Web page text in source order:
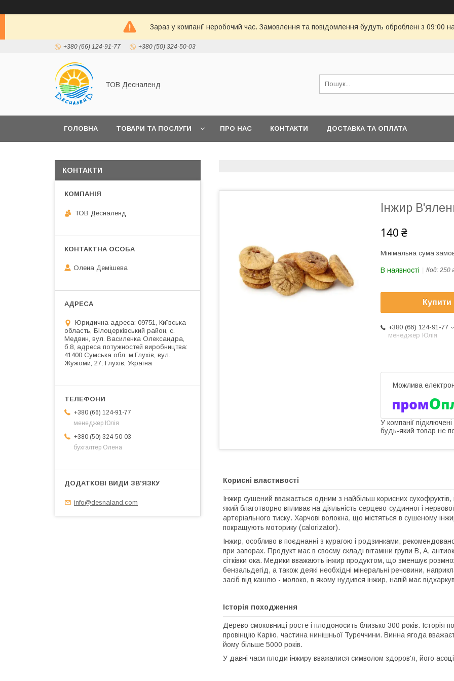
Зараз у компанії неробочий час. Замовлення та повідомлення будуть оброблені з 09:00
+380 (66) 124-91-77 +380 (50) 324-50-03
ТОВ Десналенд
ГОЛОВНА ТОВАРИ ТА ПОСЛУГИ ПРО НАС КОНТАКТИ ДОСТАВКА ТА ОПЛАТА
Інжир
140 ₴
Мінімальна сума
В наявності Код: 250
Купити
+380 (66) 124-91-77
менеджер Юлія
У компанії
будь-який товар не
Корисні властивості
Інжир сушений вважається одним з найбільш корисних сухофруктів,
який благотворно впливає на діяльність серцево-судинної і
артеріального тиску. Харчові волокна, що містяться в сушеному
покращують моторику (calorizator).
Інжир, особливо в поєднанні з курагою і родзинками,
при запорах. Продукт має в своєму складі вітаміни групи В, А,
сітківки ока. Медики вважають інжир продуктом, що зменшує
бензальдегід, а також деякі необхідні мінеральні речовини,
засіб від кашлю - молоко, в якому нудився інжир, напій має
Історія походження
Дерево смоковниці росте і плодоносить близько 300 років. Історія
провінцію Карію, частина нинішньої Туреччини. Винна ягода
йому більше 5000 років.
У давні часи плоди інжиру вважалися символом здоров'я, його
КОНТАКТИ
ТОВ Десналенд
Олена Демішева
Юридична адреса: 09751, Київська
область, Білоцерківський район, с.
Медвин, вул. Василенка Олександра,
б.8, адреса потужностей виробництва:
41400 Сумська обл. м.Глухів, вул.
Жужоми, 27, Глухів, Україна
+380 (66) 124-91-77
менеджер Юлія
+380 (50) 324-50-03
бухгалтер Олена
info@desnaland.com